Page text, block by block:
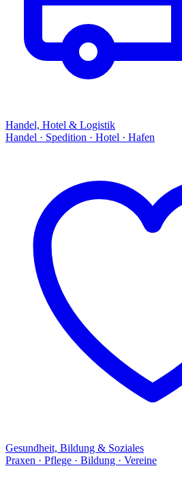
Handel, Hotel & Logistik
Handel · Spedition · Hotel · Hafen
Gesundheit, Bildung & Soziales
Praxen · Pflege · Bildung · Vereine